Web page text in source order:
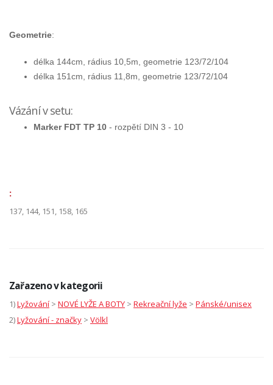
Geometrie:
délka 144cm, rádius 10,5m, geometrie 123/72/104
délka 151cm, rádius 11,8m, geometrie 123/72/104
Vázání v setu:
Marker FDT TP 10 - rozpětí DIN 3 - 10
:
137, 144, 151, 158, 165
Zařazeno v kategorii
1)Lyžování > NOVÉ LYŽE A BOTY > Rekreační lyže > Pánské/unisex
2)Lyžování - značky > Völkl